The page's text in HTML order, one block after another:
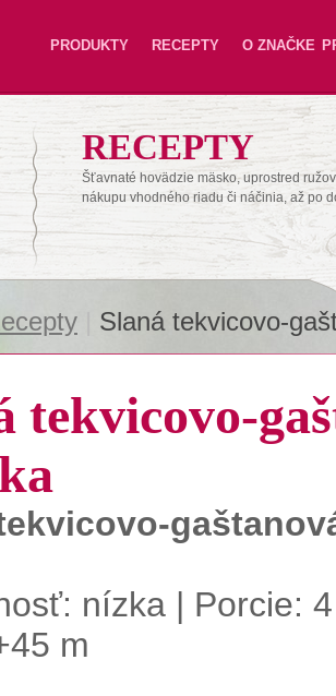
PRODUKTY RECEPTY O ZNAČKE
RECEPTY
Šťavnaté hovädzie mäsko, uprostred
nákupu vhodného riadu či náčinia, až po
Slaná tekvicovo-
tekvicovo-
nízka | Porcie:
m